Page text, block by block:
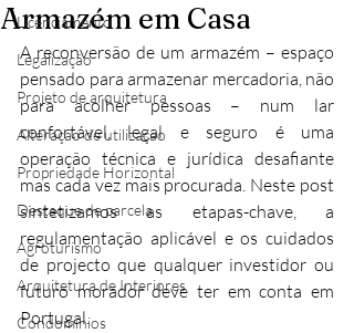
Licenciamento
Legalização
Projeto de arquitetura
Alteração de utilização
Propriedade Horizontal
Destaque de parcela
Agroturismo
Arquitetura de Interiores
Condomínios
Armazém em Casa
A reconversão de um armazém – espaço
pensado para armazenar mercadoria, não
para acolher pessoas – num lar
confortável, legal e seguro é uma
operação técnica e jurídica desafiante
mas cada vez mais procurada. Neste post
sintetizamos as etapas-chave, a
regulamentação aplicável e os cuidados
de projecto que qualquer investidor ou
futuro morador deve ter em conta em
Portugal.